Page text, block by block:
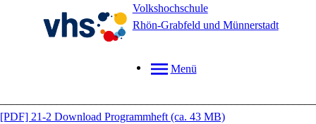
Volkshochschule
Rhön-Grabfeld und Münnerstadt
Menü
[PDF] 21-2 Download Programmheft (ca. 43 MB)